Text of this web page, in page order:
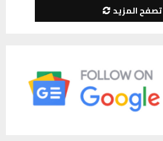
تصفح المزيد